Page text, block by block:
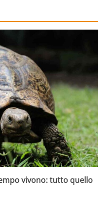
vivono: tutto quello